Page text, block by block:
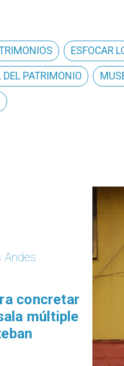
ESFOCAR
PATRIMONIO
concretar
múltiple